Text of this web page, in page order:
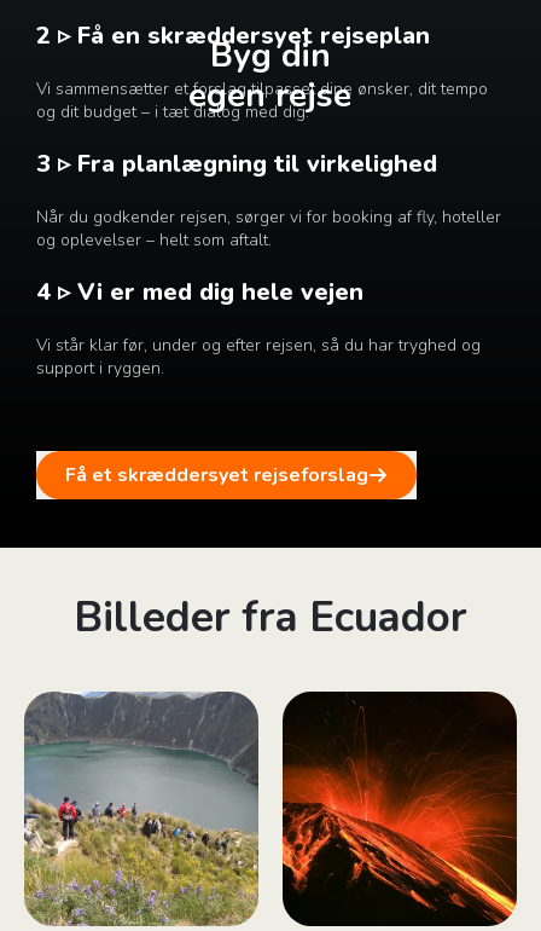
Byg din
egen rejse
2 ▹ Få en skræddersyet rejseplan
Vi sammensætter et forslag tilpasset dine ønsker, dit tempo
og dit budget – i tæt dialog med dig.
3 ▹ Fra planlægning til virkelighed
Når du godkender rejsen, sørger vi for booking af fly, hoteller
og oplevelser – helt som aftalt.
4 ▹ Vi er med dig hele vejen
Vi står klar før, under og efter rejsen, så du har tryghed og
support i ryggen.
Få et skræddersyet rejseforslag
Billeder fra Ecuador